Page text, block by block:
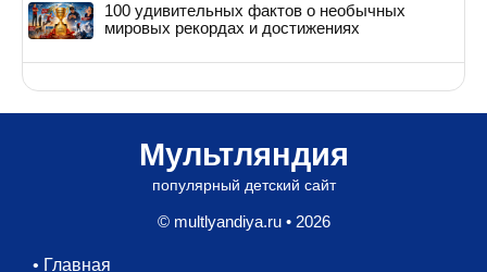
100 удивительных фактов о необычных
мировых рекордах и достижениях
Мультляндия
популярный детский сайт
© multlyandiya.ru • 2026
• Главная